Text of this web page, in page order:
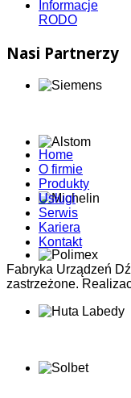
Informacje
RODO
Nasi Partnerzy
Home
O firmie
Produkty
Usługi
Serwis
Kariera
Kontakt
Fabryka Urządzeń
zastrzeżone.